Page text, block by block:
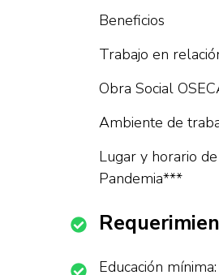
Beneficios
Trabajo en
Obra Social
Ambiente de
Lugar y horario
Pandemia***
Educación